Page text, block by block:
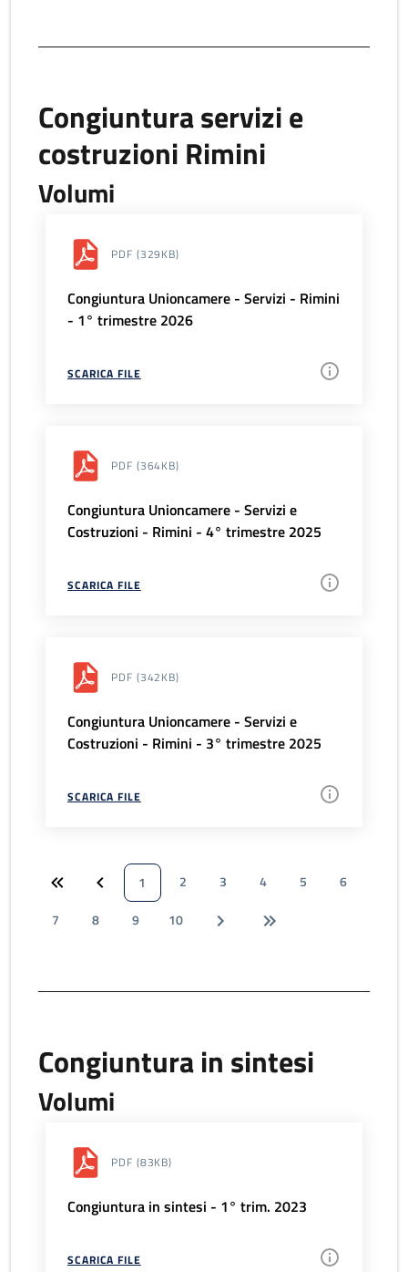
Congiuntura servizi e
costruzioni Rimini
Volumi
PDF (329KB)
Congiuntura Unioncamere - Servizi - Rimini
- 1° trimestre 2026
SCARICA FILE
PDF (364KB)
Congiuntura Unioncamere - Servizi e
Costruzioni - Rimini - 4° trimestre 2025
SCARICA FILE
PDF (342KB)
Congiuntura Unioncamere - Servizi e
Costruzioni - Rimini - 3° trimestre 2025
SCARICA FILE
1 2 3 4 5
6
7
8 9 10
Congiuntura in sintesi
Volumi
PDF (83KB)
Congiuntura in sintesi - 1° trim. 2023
SCARICA FILE